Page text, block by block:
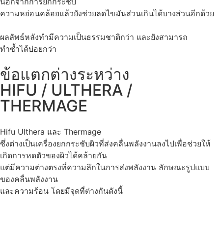
ความหย่อนคล้อยแล้วยังช่วยลดไขมันส่วนเกินได้บางส่วนอีกด้วย
ผลลัพธ์หลังทำมีความเป็นธรรมชาติกว่า และยังสามารถ
ทำซ้ำได้บ่อยกว่า
ข้อแตกต่างระหว่าง
HIFU / ULTHERA /
THERMAGE
Hifu Ulthera และ Thermage
ซึ่งต่างเป็นเครื่องยกกระชับผิวที่ส่งคลื่นพลังงานลงไปเพื่อช่วยให้
เกิดการหดตัวของผิวได้คล้ายกัน
แต่มีความต่างตรงที่ความลึกในการส่งพลังงาน ลักษณะรูปแบบ
ของคลื่นพลังงาน
และความร้อน โดยมีจุดที่ต่างกันดังนี้